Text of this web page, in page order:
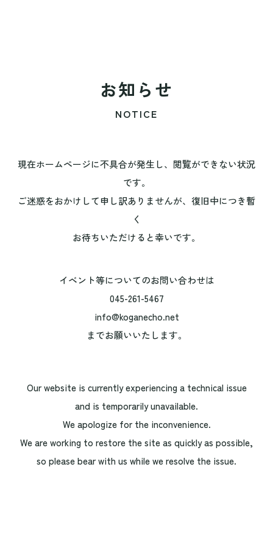
お知らせ
NOTICE
現在ホームページに不具合が発生し、閲覧ができない状況
です。
ご迷惑をおかけして申し訳ありませんが、復旧中につき暫
く
お待ちいただけると幸いです。
イベント等についてのお問い合わせは
045-261-5467
info@koganecho.net
までお願いいたします。
Our website is currently experiencing a technical issue
and is temporarily unavailable.
We apologize for the inconvenience.
We are working to restore the site as quickly as possible,
so please bear with us while we resolve the issue.